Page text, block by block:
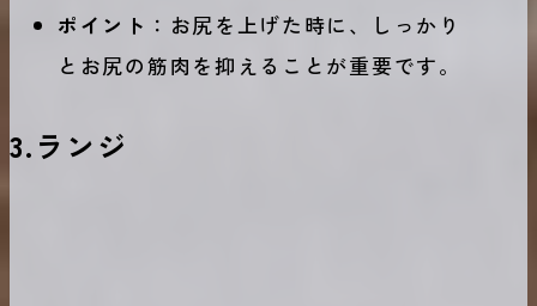
ポイント ：お尻を上げた時に、しっかり
とお尻の筋肉を抑えることが重要です。
3. ランジ